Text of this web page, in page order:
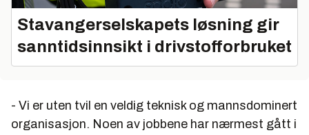
Stavangerselskapets løsning gir
sanntidsinnsikt i drivstofforbruket
- Vi er uten tvil en veldig teknisk og mannsdominert
organisasjon. Noen av jobbene har nærmest gått i